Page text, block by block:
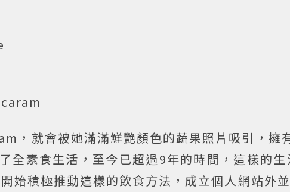
，就會被她滿滿鮮艷顏色的蔬果照片吸引，
全素食生活，至今已超過9年的時間，這樣的
始積極推動這樣的飲食方法，成立個人網站外